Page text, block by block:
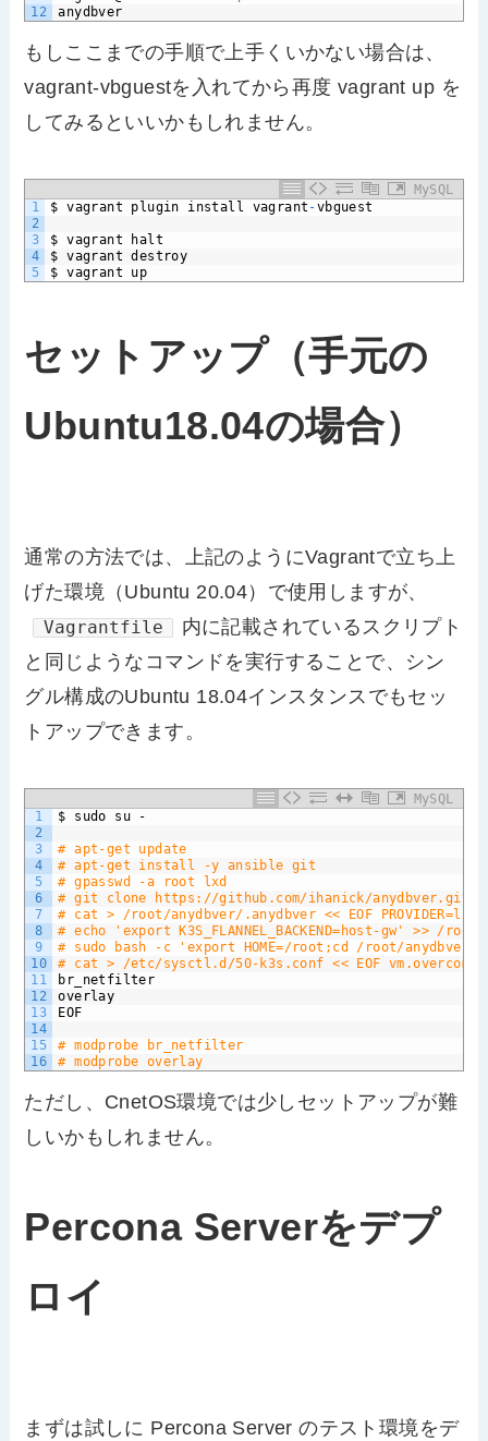
12
anydbver
もしここまでの手順で上手くいかない場合は、
vagrant-vbguestを入れてから再度 vagrant up を
してみるといいかもしれません。
MySQL
1
2
3
4
5
$ vagrant plugin install vagrant -vbguest
$ vagrant
halt
$ vagrant
destroy
$ vagrant up
セットアップ（手元の
Ubuntu18.04の場合）
通常の方法では、上記のようにVagrantで立ち上
げた環境（Ubuntu 20.04）で使用しますが、
Vagrantfile
内に記載されているスクリプト
と同じようなコマンドを実行することで、シン
グル構成のUbuntu 18.04インスタンスでもセッ
トアップできます。
MySQL
1
2
3
4
5
6
7
8
9
10
11
12
13
14
15
16
$ sudo su -
# apt-get update
# apt-get install -y ansible git
# gpasswd -a root lxd
# git clone https://github.com/ihanick/anydbver.git
# cat > /root/anydbver/.anydbver << EOF
# echo 'export K3S_FLANNEL_BACKEND=host-gw' >> /
# sudo bash -c 'export HOME=/root;cd /root/
# cat > /etc/sysctl.d/50-k3s.conf << EOF
br_netfilter
overlay
EOF
# modprobe br_netfilter
# modprobe overlay
ただし、CnetOS環境では少しセットアップが難
しいかもしれません。
Percona Serverをデプ
ロイ
まずは試しに Percona Server のテスト環境をデ